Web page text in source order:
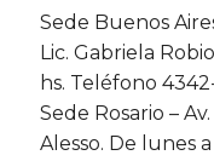
Sede Buenos
Lic. Gabriela
hs. Teléfono
Sede Rosario –
Alesso. De lunes